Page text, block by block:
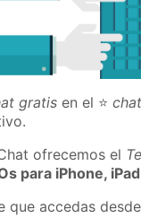
gratis en el ⭐
ofrecemos el
para iPhone,
que accedas